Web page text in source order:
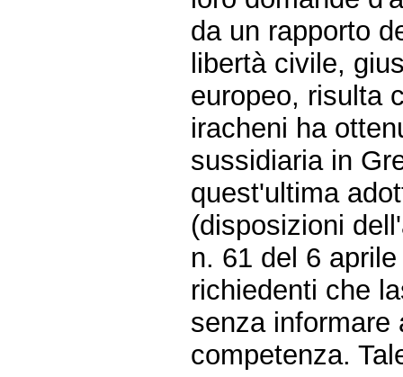
da un rapporto
libertà civile,
europeo, risulta
iracheni ha
sussidiaria in
quest'ultima
(disposizioni
n. 61 del 6
richiedenti che
senza informare
competenza.